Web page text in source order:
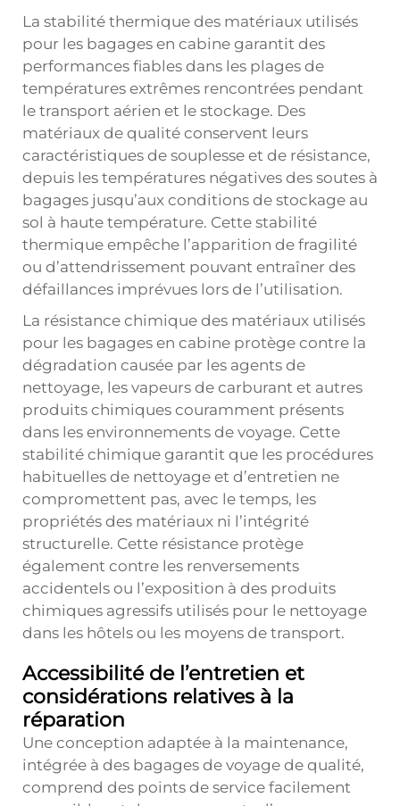
La stabilité thermique des matériaux utilisés
pour les bagages en cabine garantit des
performances fiables dans les plages de
températures extrêmes rencontrées pendant
le transport aérien et le stockage. Des
matériaux de qualité conservent leurs
caractéristiques de souplesse et de résistance,
depuis les températures négatives des soutes à
bagages jusqu’aux conditions de stockage au
sol à haute température. Cette stabilité
thermique empêche l’apparition de fragilité
ou d’attendrissement pouvant entraîner des
défaillances imprévues lors de l’utilisation.
La résistance chimique des matériaux utilisés
pour les bagages en cabine protège contre la
dégradation causée par les agents de
nettoyage, les vapeurs de carburant et autres
produits chimiques couramment présents
dans les environnements de voyage. Cette
stabilité chimique garantit que les procédures
habituelles de nettoyage et d’entretien ne
compromettent pas, avec le temps, les
propriétés des matériaux ni l’intégrité
structurelle. Cette résistance protège
également contre les renversements
accidentels ou l’exposition à des produits
chimiques agressifs utilisés pour le nettoyage
dans les hôtels ou les moyens de transport.
Accessibilité de l’entretien et
considérations relatives à la
réparation
Une conception adaptée à la maintenance,
intégrée à des bagages de voyage de qualité,
comprend des points de service facilement